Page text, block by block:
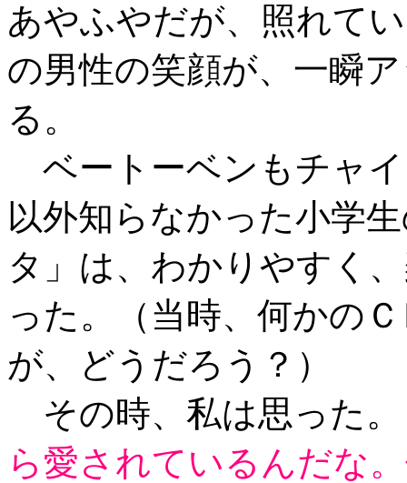
あやふやだが、照れて
の男性の笑顔が、一瞬
る。
ベートーベンもチャ
以外知らなかった小学
タ」は、わかりやすく
った。（当時、何かの
が、どうだろう？）
その時、私は思った。
ら愛されているんだな